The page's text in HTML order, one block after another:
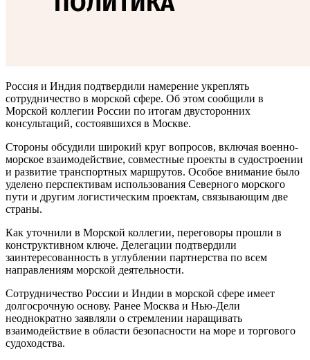
Россия и Индия подтвердили намерение укреплять
сотрудничество в морской сфере. Об этом сообщили в
Морской коллегии России по итогам двусторонних
консультаций, состоявшихся в Москве.
Стороны обсудили широкий круг вопросов, включая военно-
морское взаимодействие, совместные проекты в судостроении
и развитие транспортных маршрутов. Особое внимание было
уделено перспективам использования Северного морского
пути и другим логистическим проектам, связывающим две
страны.
Как уточнили в Морской коллегии, переговоры прошли в
конструктивном ключе. Делегации подтвердили
заинтересованность в углублении партнерства по всем
направлениям морской деятельности.
Сотрудничество России и Индии в морской сфере имеет
долгосрочную основу. Ранее Москва и Нью-Дели
неоднократно заявляли о стремлении наращивать
взаимодействие в области безопасности на море и торгового
судоходства.